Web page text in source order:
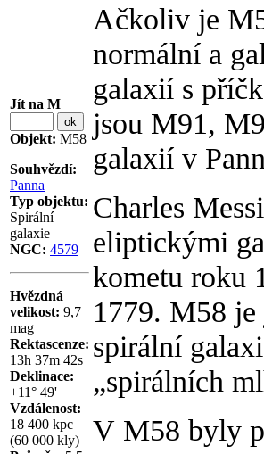
Jít na M
Objekt: M58
Souhvězdí:
Panna
Typ objektu:
Spirální
galaxie
NGC: 4579
Hvězdná
velikost: 9,7
mag
Rektascenze:
13h 37m 42s
Deklinace:
+11° 49'
Vzdálenost:
18 400 kpc
(60 000 kly)
Ačkoliv je
normální a
galaxií s
jsou M91,
galaxií v
Charles
eliptickými
kometu roku
1779. M58
spirální
„spirálních
V M58 byly